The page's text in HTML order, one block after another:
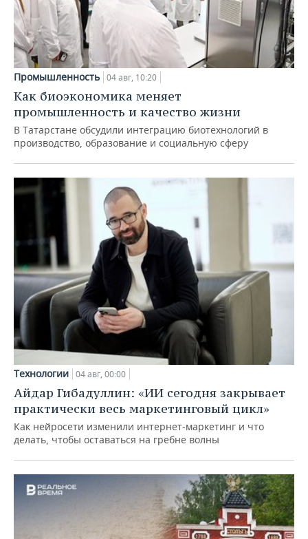
Промышленность 04 авг, 10:20
Как биоэкономика меняет
промышленность и качество жизни
В Татарстане обсудили интеграцию биотехнологий в
производство, образование и социальную сферу
Технологии 04 авг, 00:00
Айдар Гибадуллин: «ИИ сегодня закрывает
практически весь маркетинговый цикл»
Как нейросети изменили интернет-маркетинг и что
делать, чтобы оставаться на гребне волны